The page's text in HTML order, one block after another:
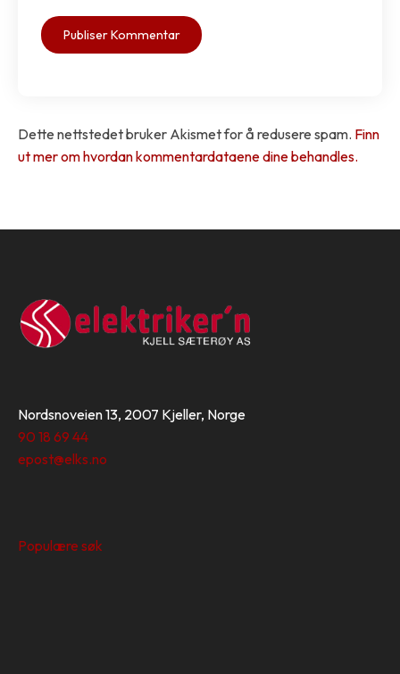
Dette nettstedet bruker Akismet for å redusere spam. Finn
ut mer om hvordan kommentardataene dine behandles.
Nordsnoveien 13, 2007 Kjeller, Norge
90 18 69 44
epost@elks.no
Populære søk